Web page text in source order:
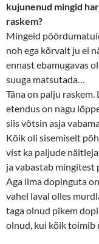
kujunenud mingid
raskem?
Mingeid
noh ega kõrvalt ju ei
ennast ebamugavas
suuga matsutada…
Täna on palju
etendus on nagu
siis võtsin asja
Kõik oli sisemiselt
vist ka paljude
ja vabastab mingitest
Aga ilma dopinguta
vahel laval olles
taga olnud pikem
olnud, kui kõik toimib